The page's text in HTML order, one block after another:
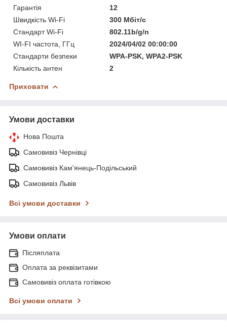
Гарантія
12
Швидкість Wi-Fi
300 Мбіт/с
Стандарт Wi-Fi
802.11b/g/n
WI-FI частота, ГГц
2024/04/02 00:00:00
Стандарти безпеки
WPA-PSK, WPA2-PSK
Кількість антен
2
Приховати
Умови доставки
Нова Пошта
Самовивіз Чернівці
Самовивіз Кам'янець-Подільський
Самовивіз Львів
Всі умови доставки
Умови оплати
Післяплата
Оплата за реквізитами
Самовивіз оплата готівкою
Всі умови оплати